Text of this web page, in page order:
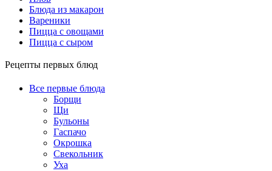
Блюда из макарон
Вареники
Пицца с овощами
Пицца с сыром
Рецепты первых блюд
Все первые блюда
Борщи
Щи
Бульоны
Гаспачо
Окрошка
Свекольник
Уха